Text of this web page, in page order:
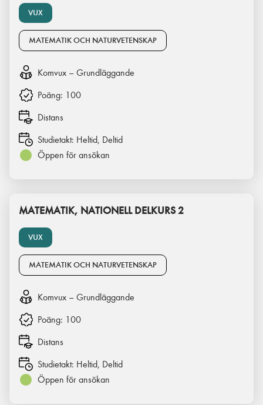
VUX
MATEMATIK OCH NATURVETENSKAP
Komvux – Grundläggande
Poäng: 100
Distans
Studietakt: Heltid, Deltid
Öppen för ansökan
VUX
MATEMATIK, NATIONELL DELKURS 2
MATEMATIK OCH NATURVETENSKAP
Komvux – Grundläggande
Poäng: 100
Distans
Studietakt: Heltid, Deltid
Öppen för ansökan